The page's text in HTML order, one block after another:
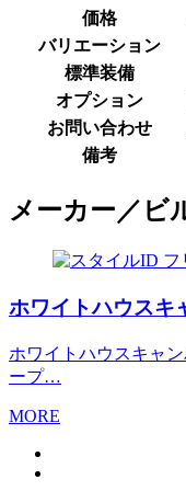
価格
バリエーション
標準装備
オプション
お問い合わせ
備考
メーカー／ビ
ホワイトハウスキ
ホワイトハウスキャ
ープ…
MORE